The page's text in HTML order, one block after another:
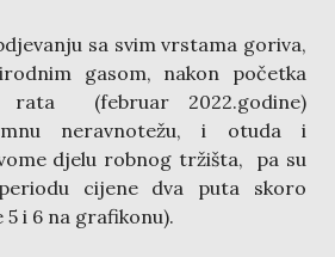
sa svim vrstama goriva,
gasom, nakon početka
rata (februar 2022.godine)
neravnotežu, i otuda i
djelu robnog tržišta, pa su
cijene dva puta skoro
i 6 na grafikonu).